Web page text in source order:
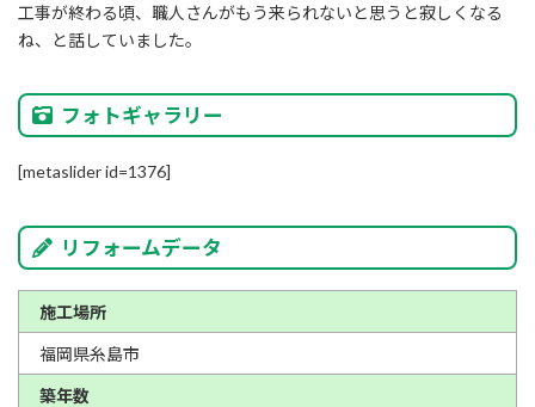
工事が終わる頃、職人さんがもう来られないと思うと寂しくなる
ね、と話していました。
フォトギャラリー
[metaslider id=1376]
リフォームデータ
施工場所
福岡県糸島市
築年数